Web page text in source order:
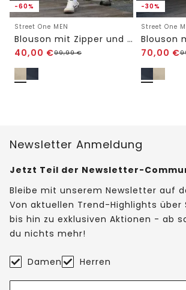
-60%
Street One MEN
Blouson mit Zipper und Taschen
40,00 €99,99€
-30%
Street One
70,00 €
Newsletter Anmeldung
Jetzt Teil der Newsletter-
Bleibe mit unserem Newsletter auf
Von aktuellen Trend-Highlights über
bis hin zu exklusiven Aktionen - ab
du nichts mehr!
Damen Herren